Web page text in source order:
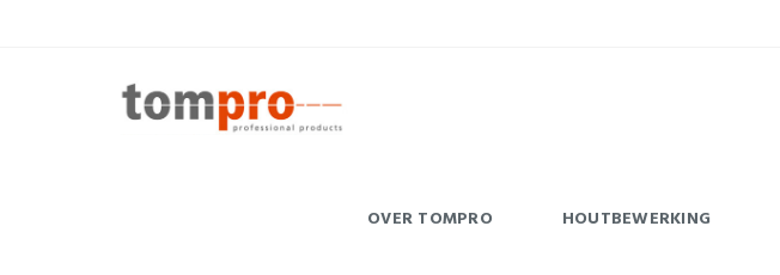
OVER TOMPRO HOUTBEWERKING